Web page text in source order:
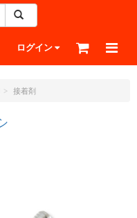
ログイン
接着剤